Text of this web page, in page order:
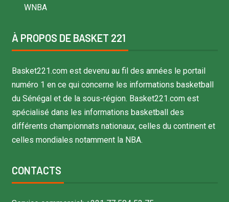
WNBA
À PROPOS DE BASKET 221
Basket221.com est devenu au fil des années le portail
numéro 1 en ce qui concerne les informations basketball
du Sénégal et de la sous-région. Basket221.com est
spécialisé dans les informations basketball des
différents championnats nationaux, celles du continent et
celles mondiales notamment la NBA.
CONTACTS